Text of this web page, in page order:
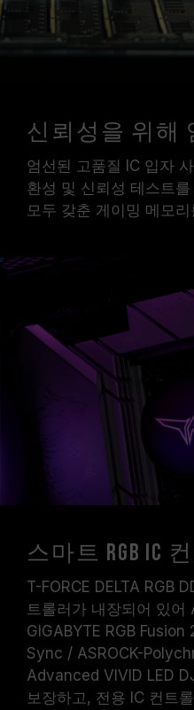
신뢰성을 위해
엄선된 고품질 IC 입자
환성 및 신뢰성 테스트
모두 갖춘 게이밍 메모
스마트 RGB IC
T-FORCE DELTA RGB
트롤러가 내장되어 있
GIGABYTE RGB
Sync / ASROCK-
Advanced VIVID LED
보장하고, 전용 IC 컨트